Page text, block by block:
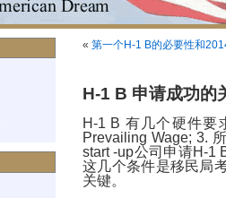
« 第一个H-1 B的必要性和
H-1 B 申请成功的
H-1 B 有几个硬件要
Prevailing Wage; 3.
start -up公司申请H-1
这几个条件是移民局
关键。